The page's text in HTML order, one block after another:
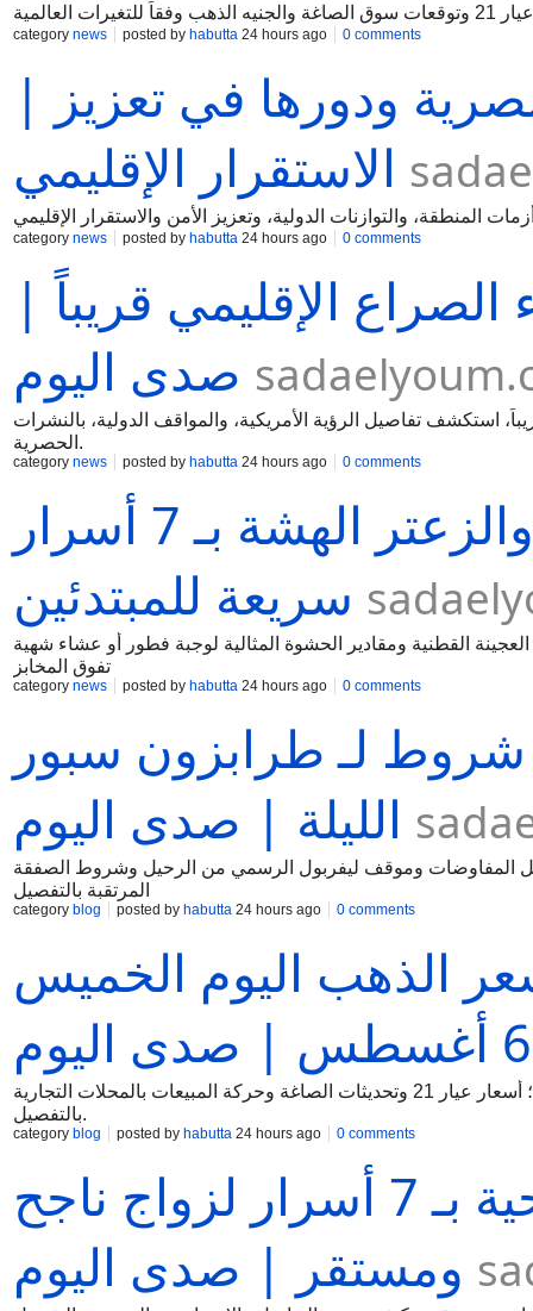
category news posted by habutta 24 hours ago 0 comments
| صدى اليوم الدبلوماسية المصرية ودورها في تعزيز
الاستقرار الإقليمي
category news posted by habutta 24 hours ago 0 comments
الإقليمي قريباً |
صدى اليوم
استكشف تفاصيل الرؤية الأمريكية، والمواقف الدولية، بالنشرات
الحصرية.
category news posted by habutta 24 hours ago 0 comments
طريقة عمل فطائر الجبن والزعتر الهشة بـ 7 أسرار
سريعة للمبتدئين
سريعة؛ اكتشفي خطوات العجينة القطنية ومقادير الحشوة المثالية لوجبة فطور أو عشاء شهية
تفوق المخابز
category news posted by habutta 24 hours ago 0 comments
توقيع محمد صلاح بـ 3 شروط لـ طرابزون سبور
الليلة | صدى اليوم
المفاوضات وموقف ليفربول الرسمي من الرحيل وشروط الصفقة
المرتقبة بالتفصيل
category blog posted by habutta 24 hours ago 0 comments
في سعر الذهب اليوم الخميس
6 أغسطس | صدى اليوم
مستجدات 20 جنيها ارتفاعاً في سعر الذهب اليوم الخميس 6 أغسطس 2026؛ أسعار عيار 21 وتحديثات الصاغة وحركة المبيعات بالمحلات التجارية
بالتفصيل.
category blog posted by habutta 24 hours ago 0 comments
علامات العلاقة الزوجية الصحية بـ 7 أسرار لزواج ناجح
ومستقر | صدى اليوم